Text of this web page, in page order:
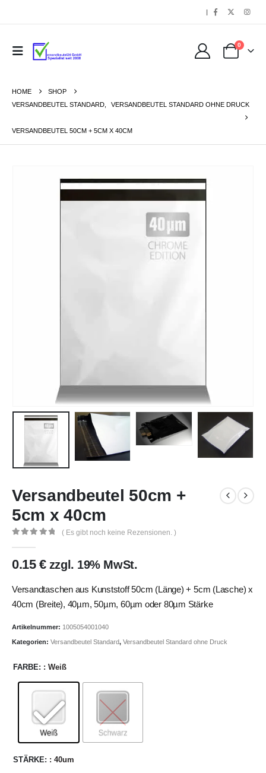
|
0
HOME
SHOP
VERSANDBEUTEL STANDARD
VERSANDBEUTEL STANDARD OHNE DRUCK
VERSANDBEUTEL 50CM + 5CM X 40CM
Versandbeutel 50cm +
5cm x 40cm
( Es gibt noch keine Rezensionen. )
0.15 € zzgl. 19% MwSt.
Versandtaschen aus Kunststoff 50cm (Länge) + 5cm (Lasche) x
40cm (Breite), 40µm, 50µm, 60µm oder 80µm Stärke
Artikelnummer: 1005054001040
Kategorien: Versandbeutel Standard, Versandbeutel Standard ohne Druck
FARBE : Weiß
STÄRKE : 40um